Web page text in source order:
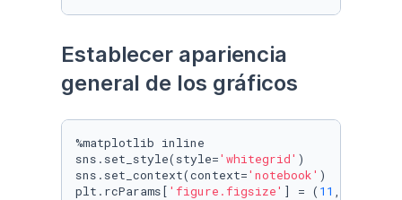
Establecer apariencia
general de los gráficos
%matplotlib inline
sns.set_style(style='whitegrid' )
sns.set_context(context='notebook' )
plt.rcParams[ 'figure.figsize' ] = ( 11 ,